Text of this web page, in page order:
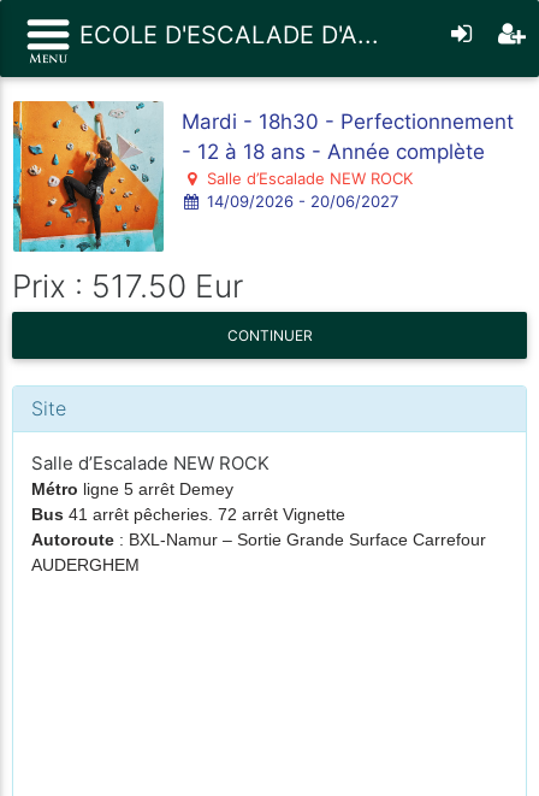
ECOLE D'ESCALADE D'A...
Mardi - 18h30 - Perfectionnement
- 12 à 18 ans - Année complète
Salle d’Escalade NEW ROCK
14/09/2026 - 20/06/2027
Prix : 517.50 Eur
CONTINUER
Site
Salle d’Escalade NEW ROCK
Métro ligne 5 arrêt Demey
Bus 41 arrêt pêcheries. 72 arrêt Vignette
Autoroute : BXL-Namur – Sortie Grande Surface Carrefour
AUDERGHEM